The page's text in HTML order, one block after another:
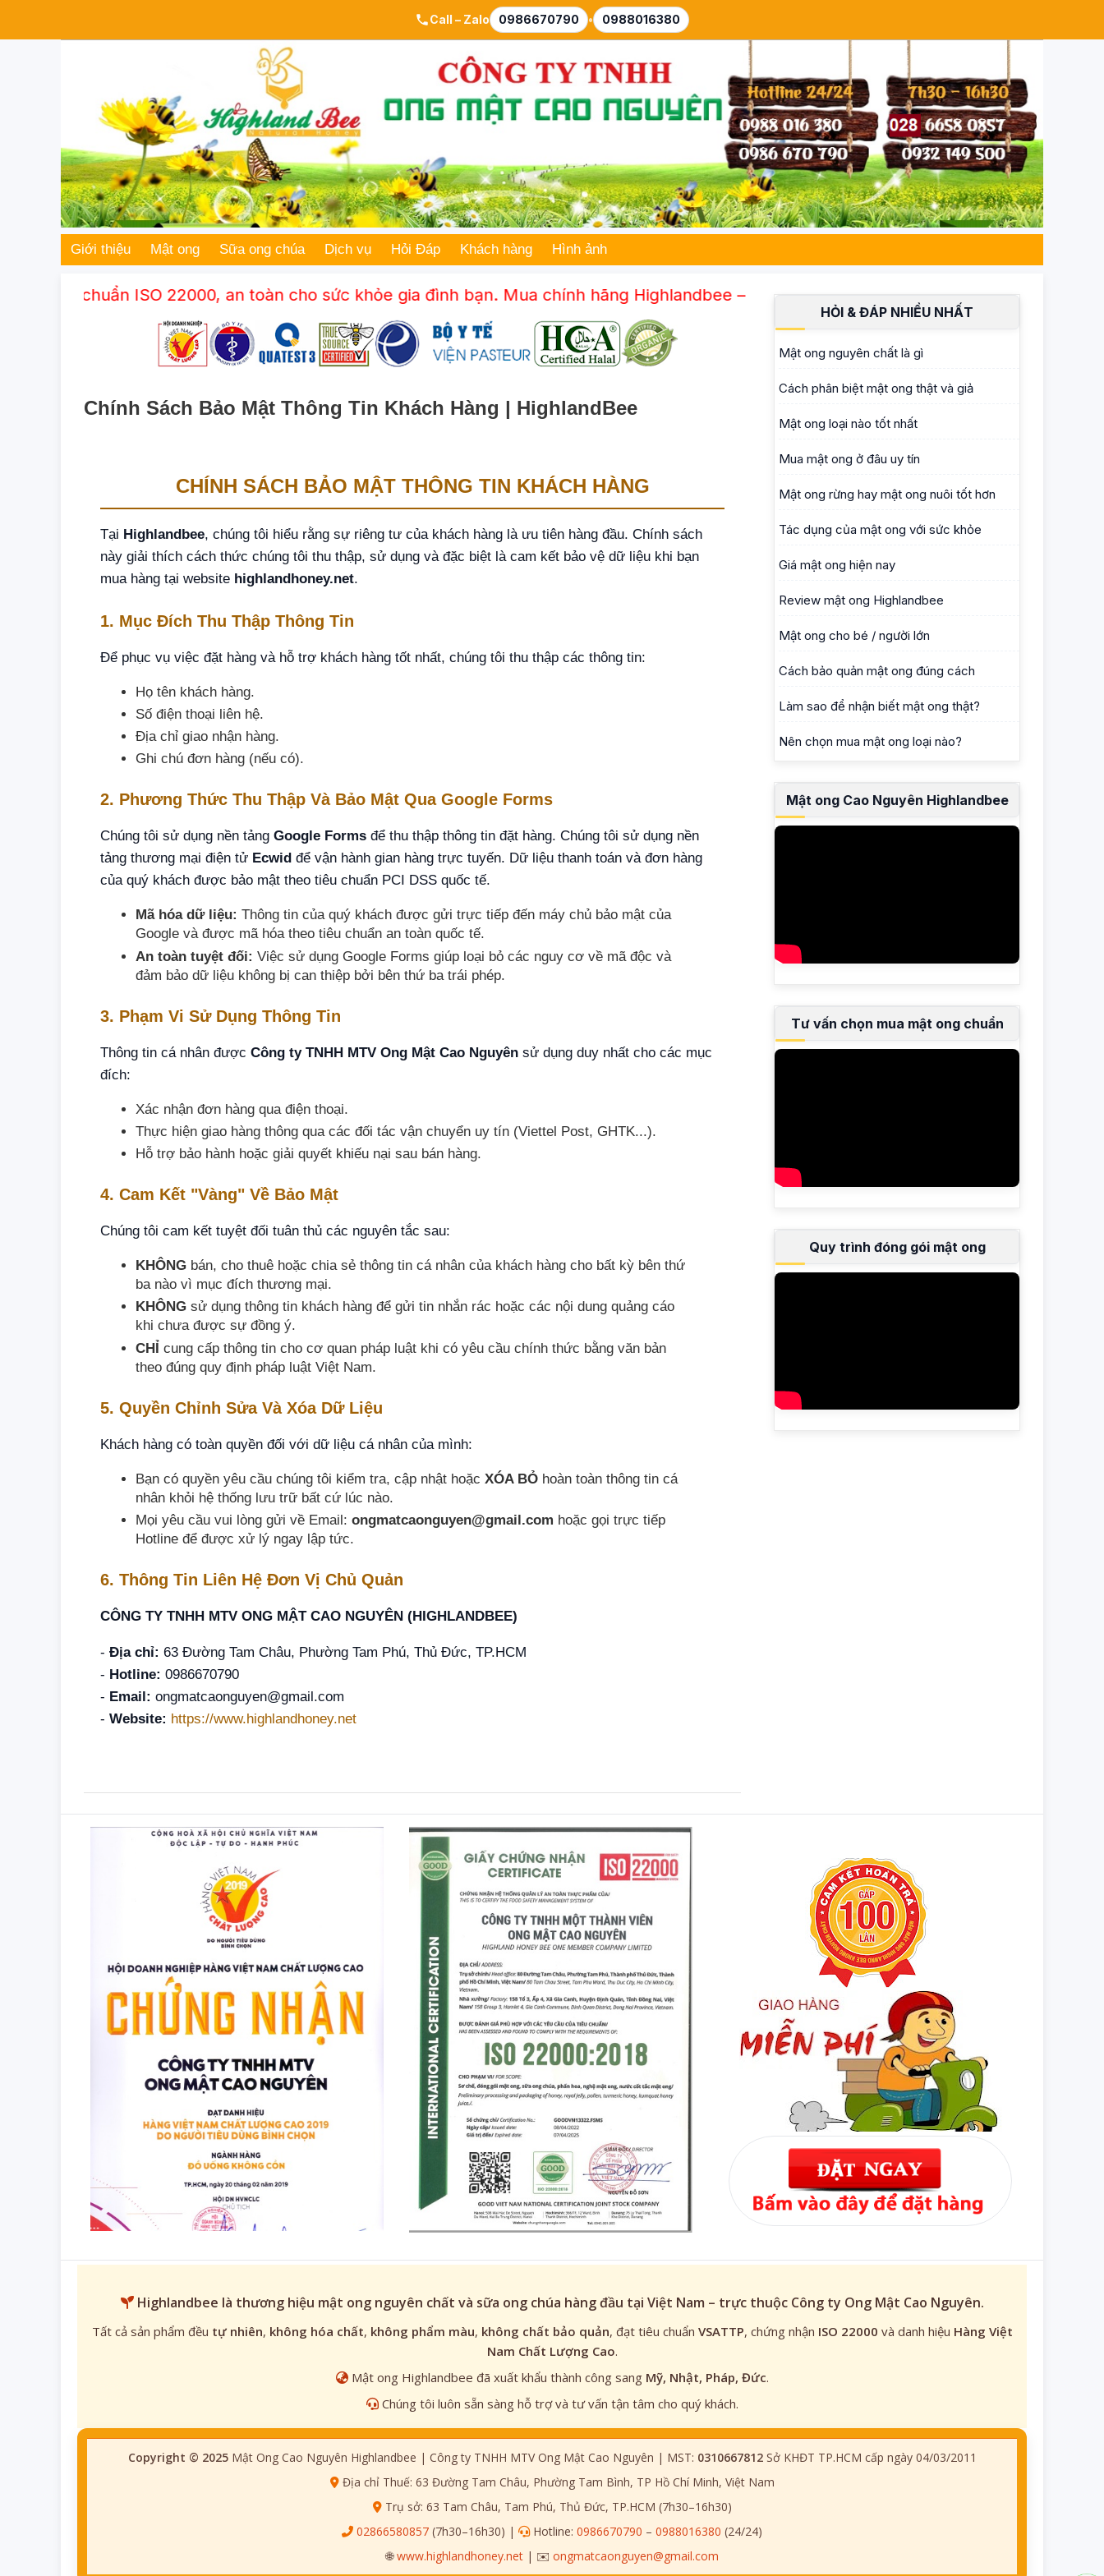
Call – Zalo 0986670790 • 0988016380
Giới thiệu Mật ong Sữa ong chúa Dịch vụ Hỏi Đáp Khách hàng Hình ảnh
chuẩn ISO 22000, an toàn cho sức khỏe gia đình bạn. Mua chính hãng Highlandbee – chất lượng từ cao nguyên.
Chính Sách Bảo Mật Thông Tin Khách Hàng | HighlandBee
CHÍNH SÁCH BẢO MẬT THÔNG TIN KHÁCH HÀNG
Tại Highlandbee, chúng tôi hiểu rằng sự riêng tư của khách hàng là ưu tiên hàng đầu. Chính sách
này giải thích cách thức chúng tôi thu thập, sử dụng và đặc biệt là cam kết bảo vệ dữ liệu khi bạn
mua hàng tại website highlandhoney.net.
1. Mục Đích Thu Thập Thông Tin
Để phục vụ việc đặt hàng và hỗ trợ khách hàng tốt nhất, chúng tôi thu thập các thông tin:
Họ tên khách hàng.
Số điện thoại liên hệ.
Địa chỉ giao nhận hàng.
Ghi chú đơn hàng (nếu có).
2. Phương Thức Thu Thập Và Bảo Mật Qua Google Forms
Chúng tôi sử dụng nền tảng Google Forms để thu thập thông tin đặt hàng. Chúng tôi sử dụng nền
tảng thương mại điện tử Ecwid để vận hành gian hàng trực tuyến. Dữ liệu thanh toán và đơn hàng
của quý khách được bảo mật theo tiêu chuẩn PCI DSS quốc tế.
Mã hóa dữ liệu: Thông tin của quý khách được gửi trực tiếp đến máy chủ bảo mật của
Google và được mã hóa theo tiêu chuẩn an toàn quốc tế.
An toàn tuyệt đối: Việc sử dụng Google Forms giúp loại bỏ các nguy cơ về mã độc và
đảm bảo dữ liệu không bị can thiệp bởi bên thứ ba trái phép.
3. Phạm Vi Sử Dụng Thông Tin
Thông tin cá nhân được Công ty TNHH MTV Ong Mật Cao Nguyên sử dụng duy nhất cho các mục
đích:
Xác nhận đơn hàng qua điện thoại.
Thực hiện giao hàng thông qua các đối tác vận chuyển uy tín (Viettel Post, GHTK...).
Hỗ trợ bảo hành hoặc giải quyết khiếu nại sau bán hàng.
4. Cam Kết "Vàng" Về Bảo Mật
Chúng tôi cam kết tuyệt đối tuân thủ các nguyên tắc sau:
KHÔNGbán, cho thuê hoặc chia sẻ thông tin cá nhân của khách hàng cho bất kỳ bên thứ
ba nào vì mục đích thương mại.
KHÔNGsử dụng thông tin khách hàng để gửi tin nhắn rác hoặc các nội dung quảng cáo
khi chưa được sự đồng ý.
CHỈ cung cấp thông tin cho cơ quan pháp luật khi có yêu cầu chính thức bằng văn bản
theo đúng quy định pháp luật Việt Nam.
5. Quyền Chỉnh Sửa Và Xóa Dữ Liệu
Khách hàng có toàn quyền đối với dữ liệu cá nhân của mình:
Bạn có quyền yêu cầu chúng tôi kiểm tra, cập nhật hoặc XÓA BỎhoàn toàn thông tin cá
nhân khỏi hệ thống lưu trữ bất cứ lúc nào.
Mọi yêu cầu vui lòng gửi về Email: ongmatcaonguyen@gmail.com hoặc gọi trực tiếp
Hotline để được xử lý ngay lập tức.
6. Thông Tin Liên Hệ Đơn Vị Chủ Quản
CÔNG TY TNHH MTV ONG MẬT CAO NGUYÊN (HIGHLANDBEE)
- Địa chỉ: 63 Đường Tam Châu, Phường Tam Phú, Thủ Đức, TP.HCM
- Hotline: 0986670790
- Email: ongmatcaonguyen@gmail.com
- Website: https://www.highlandhoney.net
HỎI & ĐÁP NHIỀU NHẤT
Mật ong nguyên chất là gì
Cách phân biệt mật ong thật và giả
Mật ong loại nào tốt nhất
Mua mật ong ở đâu uy tín
Mật ong rừng hay mật ong nuôi tốt hơn
Tác dụng của mật ong với sức khỏe
Giá mật ong hiện nay
Review mật ong Highlandbee
Mật ong cho bé / người lớn
Cách bảo quản mật ong đúng cách
Làm sao để nhận biết mật ong thật?
Nên chọn mua mật ong loại nào?
Mật ong Cao Nguyên Highlandbee
Tư vấn chọn mua mật ong chuẩn
Quy trình đóng gói mật ong
Highlandbee là thương hiệu mật ong nguyên chất và sữa ong chúa hàng đầu tại Việt Nam – trực thuộc Công ty Ong Mật Cao Nguyên.
Tất cả sản phẩm đều tự nhiên, không hóa chất, không phẩm màu, không chất bảo quản, đạt tiêu chuẩn VSATTP, chứng nhận ISO 22000 và danh hiệu Hàng Việt
Nam Chất Lượng Cao.
Mật ong Highlandbee đã xuất khẩu thành công sang Mỹ, Nhật, Pháp, Đức.
Chúng tôi luôn sẵn sàng hỗ trợ và tư vấn tận tâm cho quý khách.
Copyright © 2025Mật Ong Cao Nguyên Highlandbee | Công ty TNHH MTV Ong Mật Cao Nguyên | MST: 0310667812Sở KHĐT TP.HCM cấp ngày 04/03/2011
Địa chỉ Thuế: 63 Đường Tam Châu, Phường Tam Bình, TP Hồ Chí Minh, Việt Nam
Trụ sở: 63 Tam Châu, Tam Phú, Thủ Đức, TP.HCM (7h30–16h30)
02866580857 (7h30–16h30) | Hotline: 0986670790 – 0988016380 (24/24)
🌐www.highlandhoney.net| ✉️ ongmatcaonguyen@gmail.com